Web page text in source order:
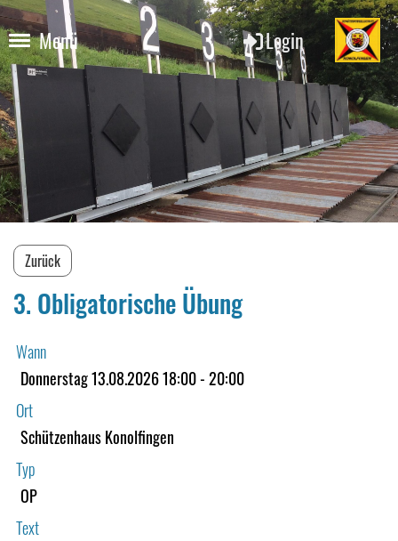
Menü Login
Zurück
3. Obligatorische Übung
Wann
Donnerstag 13.08.2026 18:00 - 20:00
Ort
Schützenhaus Konolfingen
Typ
OP
Text